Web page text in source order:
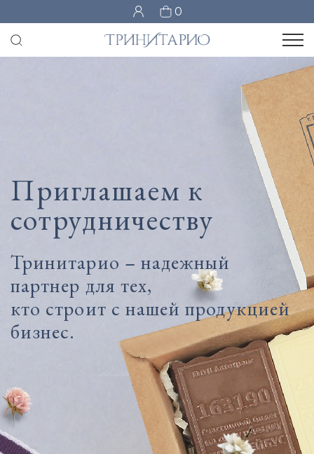
0
Приглашаем к
сотрудничеству
Тринитарио – надежный
партнер для тех,
кто строит с нашей продукцией
бизнес.